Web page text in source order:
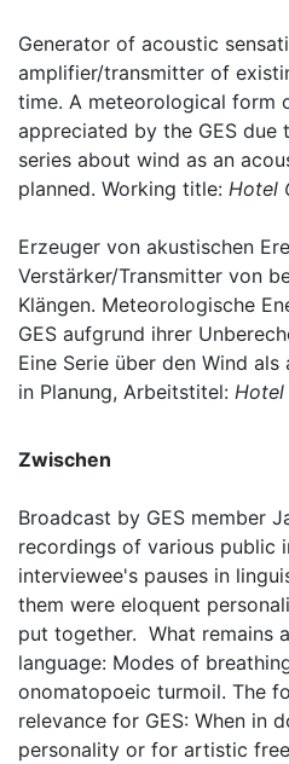
Generator of acoustic
amplifier/transmitter of
time. A meteorological form
appreciated by the GES
series about wind as an
planned. Working title: Hotel
Erzeuger von akustischen
Verstärker/Transmitter von
Klängen. Meteorologische
GES aufgrund ihrer
Eine Serie über den Wind
in Planung, Arbeitstitel: Hotel
Zwischen
Broadcast by GES member
recordings of various public
interviewee's pauses in
them were eloquent
put together. What remains
language: Modes of
onomatopoeic turmoil. The
relevance for GES: When in
personality or for artistic